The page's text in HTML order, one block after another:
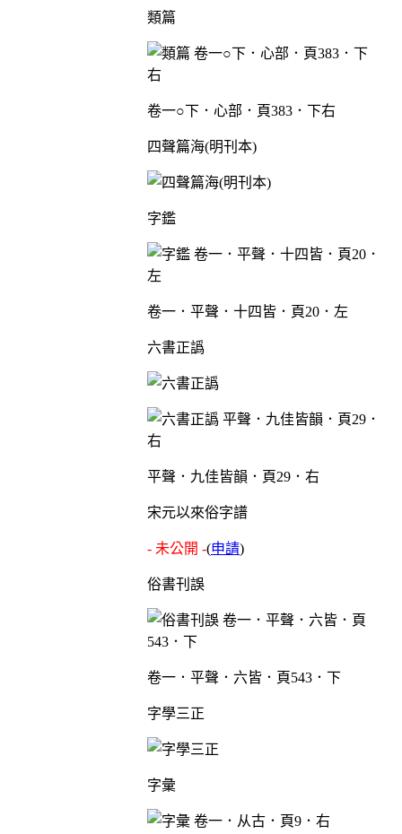
類篇
卷一○下．心部．頁383．下右
四聲篇海(明刊本)
字鑑
卷一．平聲．十四皆．頁20．左
六書正譌
平聲．九佳皆韻．頁29．右
宋元以來俗字譜
- 未公開 -(申請)
俗書刊誤
卷一．平聲．六皆．頁543．下
字學三正
字彙